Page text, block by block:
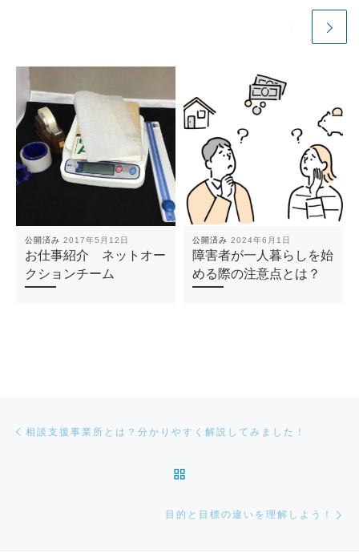
公開済み2017年5月12日
お仕事紹介 ネットオー
クションチーム
公開済み2024年6月1日
障害者が一人暮らしを始
める際の注意点とは？
相談支援事業所とは？分かりやすく解説してみました！
目的と目標の違いを理解しよう！